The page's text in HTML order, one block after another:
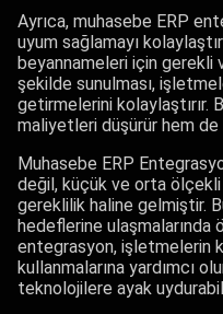
Ayrıca, muhasebe ERP
uyum sağlamayı
beyannameleri için gerekli
şekilde sunulması,
getirmelerini kolaylaştırır.
maliyetleri düşürür hem de
Muhasebe ERP
değil, küçük ve orta
gereklilik haline gelmiştir.
hedeflerine ulaşmalarında
entegrasyon, işletmelerin
kullanmalarına yardımcı
teknolojilere ayak